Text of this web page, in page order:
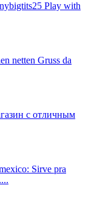
Play with
netten Gruss da
с отличным
Sirve pra